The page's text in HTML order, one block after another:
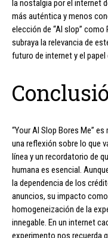
la nostalgia por el internet
más auténtica y menos
elección de “AI slop”
subraya la relevancia de
futuro de internet y el
“Your AI Slop Bores Me”
una reflexión sobre lo que
línea y un recordatorio de
humana es esencial.
la dependencia de los
anuncios, su impacto
homogeneización de la
innegable. En un internet
experimento nos recuerda